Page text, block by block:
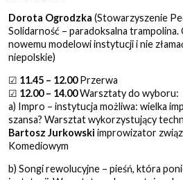
Dorota Ogrodzka (Stowarzyszenie
Solidarność – paradoksalna trampolina.
nowemu modelowi instytucji i nie
niepolskie)
☑ 11.45 – 12.00Przerwa
☑ 12.00 – 14.00Warsztaty do wyboru:
a) Impro – instytucja możliwa: wielka
szansa? Warsztat wykorzystujący
Bartosz Jurkowski improwizator
Komediowym
b) Songi rewolucyjne – pieśń, która